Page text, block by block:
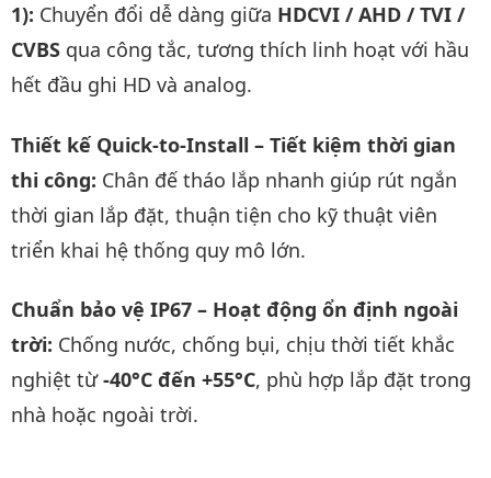
1): Chuyển đổi dễ dàng giữa HDCVI / AHD / TVI /
CVBS qua công tắc, tương thích linh hoạt với hầu
hết đầu ghi HD và analog.
Thiết kế Quick-to-Install – Tiết kiệm thời gian
thi công: Chân đế tháo lắp nhanh giúp rút ngắn
thời gian lắp đặt, thuận tiện cho kỹ thuật viên
triển khai hệ thống quy mô lớn.
Chuẩn bảo vệ IP67 – Hoạt động ổn định ngoài
trời: Chống nước, chống bụi, chịu thời tiết khắc
nghiệt từ-40°C đến +55°C, phù hợp lắp đặt trong
nhà hoặc ngoài trời.